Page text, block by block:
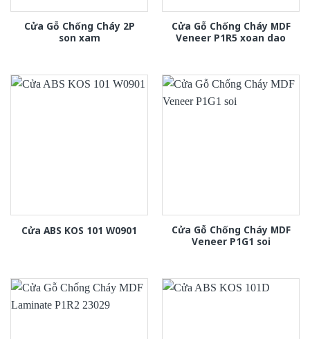
Cửa Gỗ Chống Cháy 2P
son xam
Cửa Gỗ Chống Cháy MDF
Veneer P1R5 xoan dao
Cửa ABS KOS 101 W0901
Cửa Gỗ Chống Cháy MDF
Veneer P1G1 soi